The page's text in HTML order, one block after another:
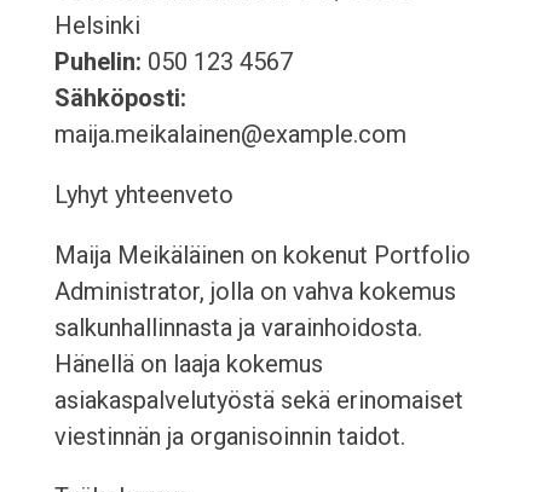
Helsinki
Puhelin: 050 123 4567
Sähköposti:
maija.meikalainen@example.com
Lyhyt yhteenveto
Maija Meikäläinen on kokenut Portfolio
Administrator, jolla on vahva kokemus
salkunhallinnasta ja varainhoidosta.
Hänellä on laaja kokemus
asiakaspalvelutyöstä sekä erinomaiset
viestinnän ja organisoinnin taidot.